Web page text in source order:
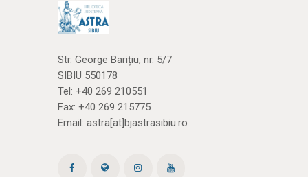
Str. George Barițiu, nr. 5/7
SIBIU 550178
Tel: +40 269 210551
Fax: +40 269 215775
Email: astra[at]bjastrasibiu.ro